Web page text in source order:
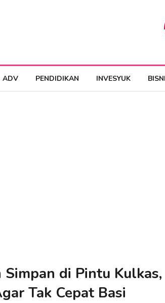
ADV PENDIDIKAN INVESYUK
Simpan di Pintu
Tak Cepat Basi